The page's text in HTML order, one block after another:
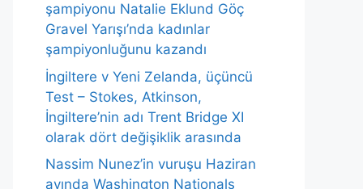
şampiyonu Natalie Eklund Göç
Gravel Yarışı’nda kadınlar
şampiyonluğunu kazandı
İngiltere v Yeni Zelanda, üçüncü
Test – Stokes, Atkinson,
İngiltere’nin adı Trent Bridge XI
olarak dört değişiklik arasında
Nassim Nunez’in vuruşu Haziran
ayında Washington Nationals